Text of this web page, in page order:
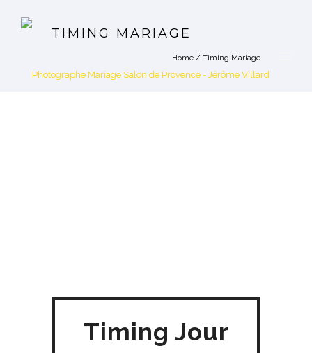
TIMING MARIAGE
Home / Timing Mariage
Timing Jour